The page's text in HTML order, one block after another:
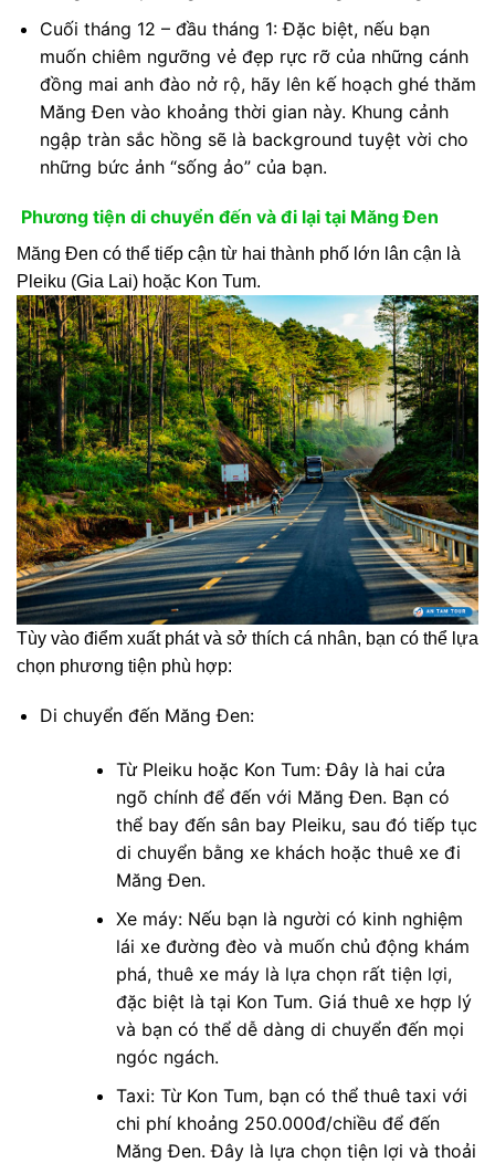
Cuối tháng 12 – đầu tháng 1: Đặc biệt, nếu bạn
muốn chiêm ngưỡng vẻ đẹp rực rỡ của những cánh
đồng mai anh đào nở rộ, hãy lên kế hoạch ghé thăm
Măng Đen vào khoảng thời gian này. Khung cảnh
ngập tràn sắc hồng sẽ là background tuyệt vời cho
những bức ảnh “sống ảo” của bạn.
Phương tiện di chuyển đến và đi lại tại Măng Đen
Măng Đen có thể tiếp cận từ hai thành phố lớn lân cận là
Pleiku (Gia Lai) hoặc Kon Tum.
Tùy vào điểm xuất phát và sở thích cá nhân, bạn có thể lựa
chọn phương tiện phù hợp:
Di chuyển đến Măng Đen:
Từ Pleiku hoặc Kon Tum: Đây là hai cửa
ngõ chính để đến với Măng Đen. Bạn có
thể bay đến sân bay Pleiku, sau đó tiếp tục
di chuyển bằng xe khách hoặc thuê xe đi
Măng Đen.
Xe máy: Nếu bạn là người có kinh nghiệm
lái xe đường đèo và muốn chủ động khám
phá, thuê xe máy là lựa chọn rất tiện lợi,
đặc biệt là tại Kon Tum. Giá thuê xe hợp lý
và bạn có thể dễ dàng di chuyển đến mọi
ngóc ngách.
Taxi: Từ Kon Tum, bạn có thể thuê taxi với
chi phí khoảng 250.000đ/chiều để đến
Măng Đen. Đây là lựa chọn tiện lợi và thoải